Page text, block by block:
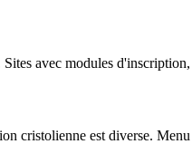
avec modules
cristolienne est diverse.